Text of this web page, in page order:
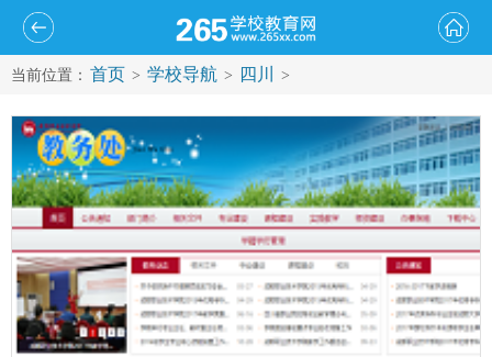
当前位置： 首页 > 学校导航 > 四川 >